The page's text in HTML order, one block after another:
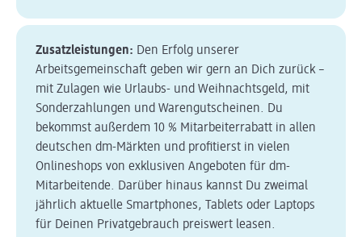
Zusatzleistungen: Den Erfolg unserer
Arbeitsgemeinschaft geben wir gern an Dich zurück –
mit Zulagen wie Urlaubs- und Weihnachtsgeld, mit
Sonderzahlungen und Warengutscheinen. Du
bekommst außerdem 10 % Mitarbeiterrabatt in allen
deutschen dm-Märkten und profitierst in vielen
Onlineshops von exklusiven Angeboten für dm-
Mitarbeitende. Darüber hinaus kannst Du zweimal
jährlich aktuelle Smartphones, Tablets oder Laptops
für Deinen Privatgebrauch preiswert leasen.